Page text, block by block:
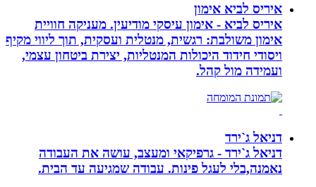
איריס לביא אימון
איריס לביא - אימון עיסקי מודיעין. מעניקה חוויית
אימון משולבת: רגשית, מנטלית ועסקית, תוך ליווי מקיף
ויסודי חידוד היכולות המנטליות, יצירת ביטחון עצמי,
ועמידה מול קהל.
דניאל ג`ירד
דניאל ג`ירד - גרפיקאי ומעצב, עושה את העבודה
נאמנה,בלי לעגל פינות. עבודה שמגיעה עד הבית.